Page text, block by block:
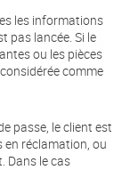
les informations
pas lancée. Si le
ou les pièces
comme
passe, le client est
en réclamation, ou
Dans le cas